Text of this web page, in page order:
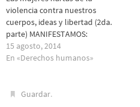
toda opresión posible.…
violencia contra nuestros
cuerpos, ideas y libertad (2da.
parte) MANIFESTAMOS:
15 agosto, 2014
En «Derechos humanos»
Guardar.